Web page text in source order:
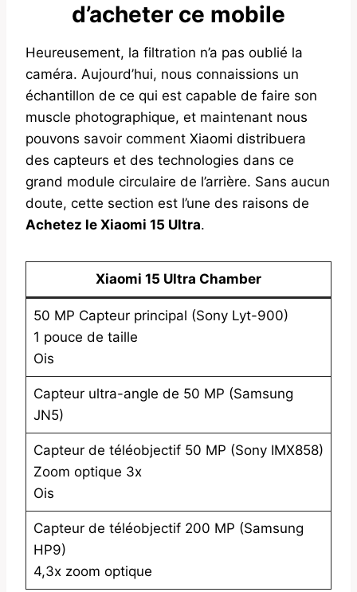
d’acheter ce mobile
Heureusement, la filtration n’a pas oublié la
caméra. Aujourd’hui, nous connaissions un
échantillon de ce qui est capable de faire son
muscle photographique, et maintenant nous
pouvons savoir comment Xiaomi distribuera
des capteurs et des technologies dans ce
grand module circulaire de l’arrière. Sans aucun
doute, cette section est l’une des raisons de
Achetez le Xiaomi 15 Ultra.
Xiaomi 15 Ultra Chamber
50 MP Capteur principal (Sony Lyt-900)
1 pouce de taille
Ois
Capteur ultra-angle de 50 MP (Samsung
JN5)
Capteur de téléobjectif 50 MP (Sony IMX858)
Zoom optique 3x
Ois
Capteur de téléobjectif 200 MP (Samsung
HP9)
4,3x zoom optique